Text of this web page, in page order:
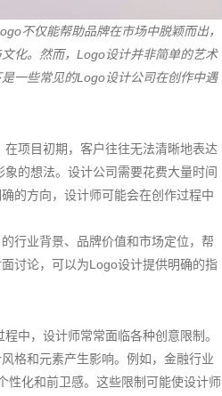
不仅能帮助品牌在市场中脱颖而出，
化。然而，Logo设计并非简单的艺术
一些常见的Logo设计公司在创作中遇
项目初期，客户往往无法清晰地表达
的想法。设计公司需要花费大量时间
的方向，设计师可能会在创作过程中
行业背景、品牌价值和市场定位，帮
讨论，可以为Logo设计提供明确的指
中，设计师常常面临各种创意限制。
格和元素产生影响。例如，金融行业
性化和前卫感。这些限制可能使设计师